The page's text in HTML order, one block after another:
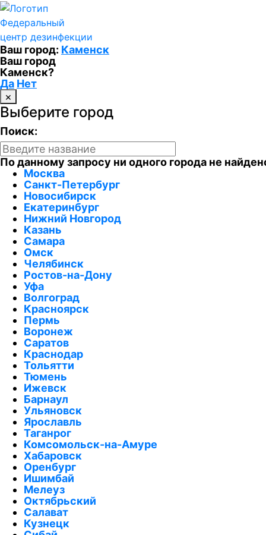
Федеральный
центр дезинфекции
Ваш город: Каменск
Ваш город
Каменск?
Да Нет
×
Выберите город
Поиск:
По данному запросу ни одного города не
Москва
Санкт-Петербург
Новосибирск
Екатеринбург
Нижний Новгород
Казань
Самара
Омск
Челябинск
Ростов-на-Дону
Уфа
Волгоград
Красноярск
Пермь
Воронеж
Саратов
Краснодар
Тольятти
Тюмень
Ижевск
Барнаул
Ульяновск
Ярославль
Таганрог
Комсомольск-на-Амуре
Хабаровск
Оренбург
Ишимбай
Мелеуз
Октябрьский
Салават
Кузнецк